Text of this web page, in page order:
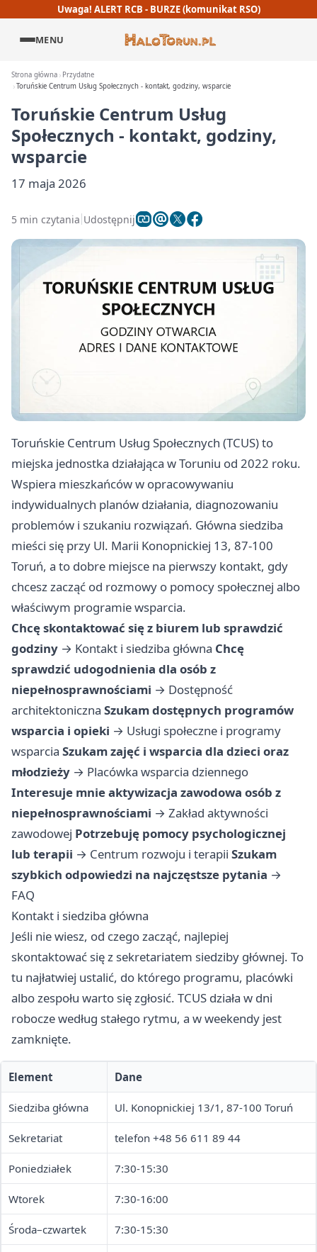
Uwaga! ALERT RCB - BURZE (komunikat RSO)
MENU
Strona główna
Przydatne
Toruńskie Centrum Usług Społecznych - kontakt, godziny, wsparcie
Toruńskie Centrum Usług
Społecznych - kontakt, godziny,
wsparcie
17 maja 2026
5 min czytania Udostępnij
Toruńskie Centrum Usług Społecznych (TCUS) to
miejska jednostka działająca w Toruniu od 2022 roku.
Wspiera mieszkańców w opracowywaniu
indywidualnych planów działania, diagnozowaniu
problemów i szukaniu rozwiązań. Główna siedziba
mieści się przy Ul. Marii Konopnickiej 13, 87-100
Toruń, a to dobre miejsce na pierwszy kontakt, gdy
chcesz zacząć od rozmowy o pomocy społecznej albo
właściwym programie wsparcia.
Chcę skontaktować się z biurem lub sprawdzić
godziny → Kontakt i siedziba główna Chcę
sprawdzić udogodnienia dla osób z
niepełnosprawnościami → Dostępność
architektoniczna Szukam dostępnych programów
wsparcia i opieki → Usługi społeczne i programy
wsparcia Szukam zajęć i wsparcia dla dzieci oraz
młodzieży → Placówka wsparcia dziennego
Interesuje mnie aktywizacja zawodowa osób z
niepełnosprawnościami → Zakład aktywności
zawodowej Potrzebuję pomocy psychologicznej
lub terapii → Centrum rozwoju i terapii Szukam
szybkich odpowiedzi na najczęstsze pytania →
FAQ
Kontakt i siedziba główna
Jeśli nie wiesz, od czego zacząć, najlepiej
skontaktować się z sekretariatem siedziby głównej. To
tu najłatwiej ustalić, do którego programu, placówki
albo zespołu warto się zgłosić. TCUS działa w dni
robocze według stałego rytmu, a w weekendy jest
zamknięte.
Element Dane
Siedziba główna Ul. Konopnickiej 13/1, 87-100 Toruń
Sekretariat telefon +48 56 611 89 44
Poniedziałek 7:30-15:30
Wtorek 7:30-16:00
Środa–czwartek 7:30-15:30